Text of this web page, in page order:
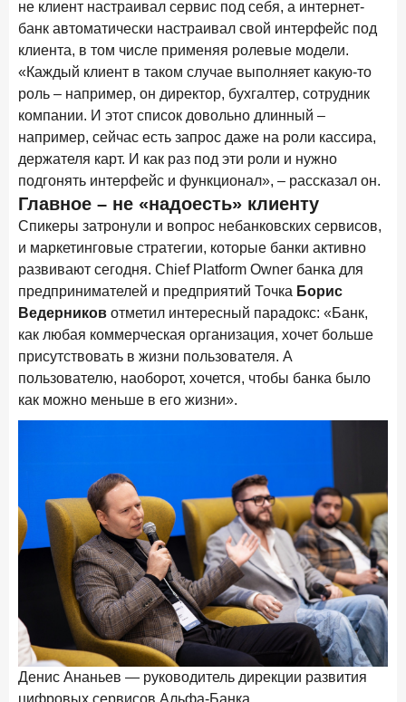
не клиент настраивал сервис под себя, а интернет-
банк автоматически настраивал свой интерфейс под
клиента, в том числе применяя ролевые модели.
«Каждый клиент в таком случае выполняет какую-то
роль – например, он директор, бухгалтер, сотрудник
компании. И этот список довольно длинный –
например, сейчас есть запрос даже на роли кассира,
держателя карт. И как раз под эти роли и нужно
подгонять интерфейс и функционал», – рассказал он.
Главное – не «надоесть» клиенту
Спикеры затронули и вопрос небанковских сервисов,
и маркетинговые стратегии, которые банки активно
развивают сегодня. Chief Platform Owner банка для
предпринимателей и предприятий Точка Борис
Ведерников отметил интересный парадокс: «Банк,
как любая коммерческая организация, хочет больше
присутствовать в жизни пользователя. А
пользователю, наоборот, хочется, чтобы банка было
как можно меньше в его жизни».
Денис Ананьев — руководитель дирекции развития